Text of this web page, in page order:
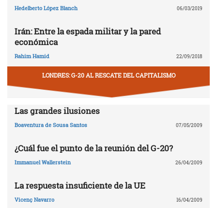
Hedelberto López Blanch 06/03/2019
Irán: Entre la espada militar y la pared
económica
Rahim Hamid 22/09/2018
LONDRES: G-20 AL RESCATE DEL CAPITALISMO
Las grandes ilusiones
Boaventura de Sousa Santos 07/05/2009
¿Cuál fue el punto de la reunión del G-20?
Immanuel Wallerstein 26/04/2009
La respuesta insuficiente de la UE
Vicenç Navarro 16/04/2009